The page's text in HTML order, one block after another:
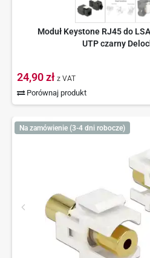
Moduł Keystone RJ45 do
UTP czarny
24,90 zł z VAT
Porównaj produkt
Na zamówienie (3-4 dni robocze)